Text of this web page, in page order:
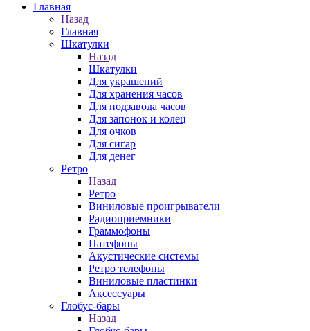
Главная
Назад
Главная
Шкатулки
Назад
Шкатулки
Для украшений
Для хранения часов
Для подзавода часов
Для запонок и колец
Для очков
Для сигар
Для денег
Ретро
Назад
Ретро
Виниловые проигрыватели
Радиоприемники
Граммофоны
Патефоны
Акустические системы
Ретро телефоны
Виниловые пластинки
Аксессуары
Глобус-бары
Назад